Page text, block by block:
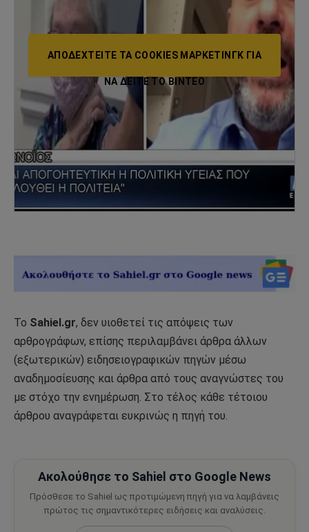
ΑΠΟΔΕΧΤΕΊΤΕ ΤΑ COOKIES ΜΆΡΚΕΤΙΝΓΚ ΓΙΑ
ΝΑ ΔΕΊΤΕ ΤΟ ΒΙΝΤΕΟ
Το Sahiel.gr, δεν υιοθετεί τις απόψεις των
αρθρογράφων, επίσης περιλαμβάνει άρθρα άλλων
(εξωτερικών) ειδησειογραφικών πηγών μέσω
αναδημοσίευσης και άρθρα από τους αναγνώστες του
με στόχο την ενημέρωση. Στο τέλος κάθε τέτοιου
άρθρου αναγράφεται ευκρινώς η πηγή του.
Ακολούθησε το Sahiel στο Google News
Πρόσθεσε το Sahiel ως προτιμώμενη πηγή για να λαμβάνεις
πρώτος τις σημαντικότερες ειδήσεις και αναλύσεις.